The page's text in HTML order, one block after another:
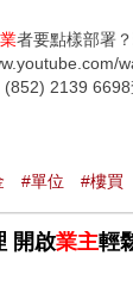
業者要點樣部署
(852) 2139
#單位 #樓買
開啟業主輕